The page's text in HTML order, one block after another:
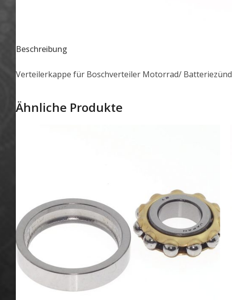
Beschreibung
Verteilerkappe für Boschverteiler Motorrad/
Ähnliche Produkte